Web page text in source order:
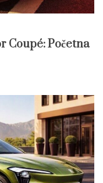
Coupé: Početna